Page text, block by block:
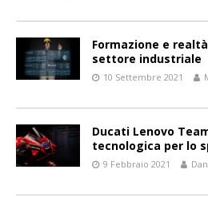
Formazione e
settore industriale
10 Settembre 2021
Ducati Lenovo
tecnologica per lo
9 Febbraio 2021